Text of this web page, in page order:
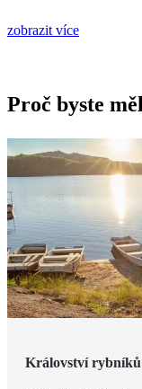
zobrazit více
Proč byste
Království rybníků